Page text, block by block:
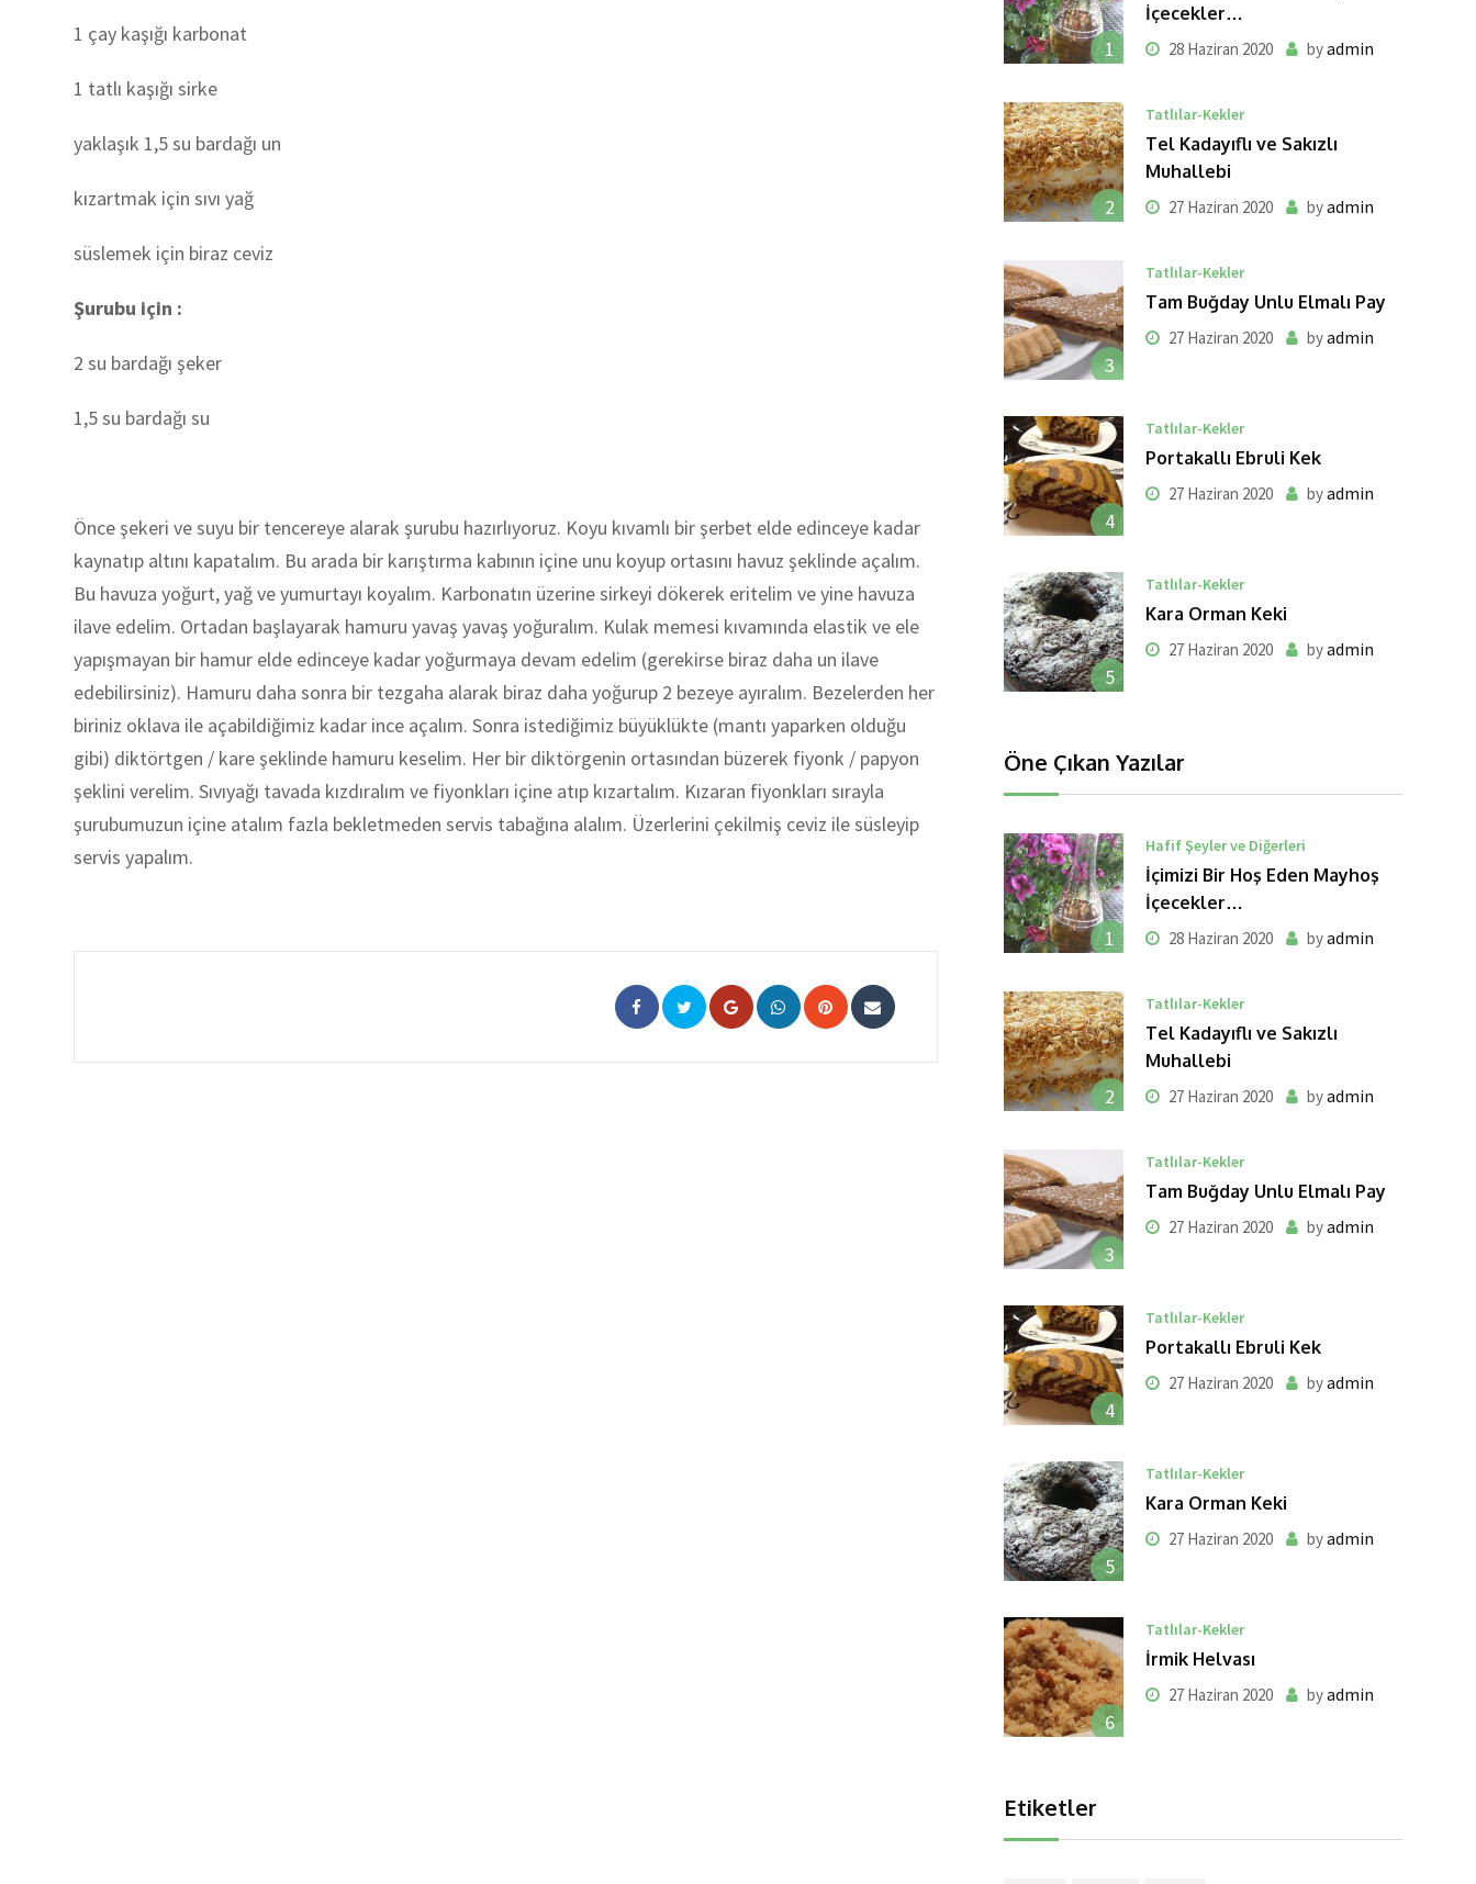
1 çay kaşığı karbonat
1 tatlı kaşığı sirke
yaklaşık 1,5 su bardağı un
kızartmak için sıvı yağ
süslemek için biraz ceviz
Şurubu için :
2 su bardağı şeker
1,5 su bardağı su
Önce şekeri ve suyu bir tencereye alarak şurubu hazırlıyoruz. Koyu kıvamlı bir şerbet elde edinceye kadar
kaynatıp altını kapatalım. Bu arada bir karıştırma kabının içine unu koyup ortasını havuz şeklinde açalım.
Bu havuza yoğurt, yağ ve yumurtayı koyalım. Karbonatın üzerine sirkeyi dökerek eritelim ve yine havuza
ilave edelim. Ortadan başlayarak hamuru yavaş yavaş yoğuralım. Kulak memesi kıvamında elastik ve ele
yapışmayan bir hamur elde edinceye kadar yoğurmaya devam edelim (gerekirse biraz daha un ilave
edebilirsiniz). Hamuru daha sonra bir tezgaha alarak biraz daha yoğurup 2 bezeye ayıralım. Bezelerden her
biriniz oklava ile açabildiğimiz kadar ince açalım. Sonra istediğimiz büyüklükte (mantı yaparken olduğu
gibi) diktörtgen / kare şeklinde hamuru keselim. Her bir diktörgenin ortasından büzerek fiyonk / papyon
şeklini verelim. Sıvıyağı tavada kızdıralım ve fiyonkları içine atıp kızartalım. Kızaran fiyonkları sırayla
şurubumuzun içine atalım fazla bekletmeden servis tabağına alalım. Üzerlerini çekilmiş ceviz ile süsleyip
servis yapalım.
Google+WhatsappPinterest
Share
1
İçecekler…
28 Haziran 2020 byadmin
2
Tatlılar-Kekler
Tel Kadayıflı ve Sakızlı
Muhallebi
27 Haziran 2020 byadmin
3
Tatlılar-Kekler
Tam Buğday Unlu Elmalı Pay
27 Haziran 2020 byadmin
4
Tatlılar-Kekler
Portakallı Ebruli Kek
27 Haziran 2020 byadmin
5
Tatlılar-Kekler
Kara Orman Keki
27 Haziran 2020 byadmin
Öne Çıkan Yazılar
1
Hafif Şeyler ve Diğerleri
İçimizi Bir Hoş Eden Mayhoş
İçecekler…
28 Haziran 2020 byadmin
2
Tatlılar-Kekler
Tel Kadayıflı ve Sakızlı
Muhallebi
27 Haziran 2020 byadmin
3
Tatlılar-Kekler
Tam Buğday Unlu Elmalı Pay
27 Haziran 2020 byadmin
4
Tatlılar-Kekler
Portakallı Ebruli Kek
27 Haziran 2020 byadmin
5
Tatlılar-Kekler
Kara Orman Keki
27 Haziran 2020 byadmin
6
Tatlılar-Kekler
İrmik Helvası
27 Haziran 2020 byadmin
Etiketler